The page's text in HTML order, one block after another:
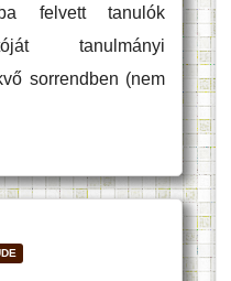
felvett tanulók
tanulmányi
sorrendben (nem